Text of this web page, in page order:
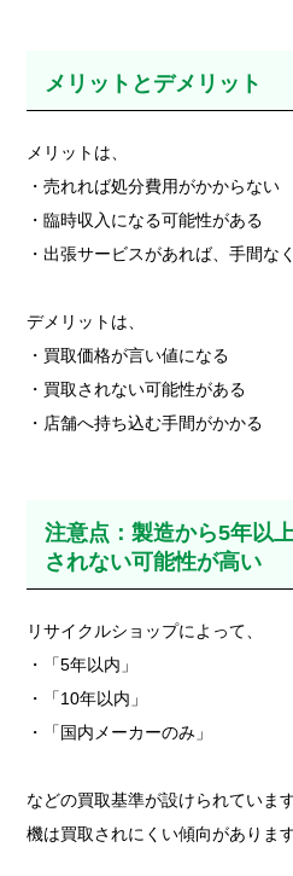
メリットとデメリット
メリットは、
・売れれば処分費用がかからない
・臨時収入になる可能性がある
・出張サービスがあれば、手間な
デメリットは、
・買取価格が言い値になる
・買取されない可能性がある
・店舗へ持ち込む手間がかかる
注意点：製造から5年以
されない可能性が高い
リサイクルショップによって、
・「5年以内」
・「10年以内」
・「国内メーカーのみ」
などの買取基準が設けられていま
機は買取されにくい傾向があります